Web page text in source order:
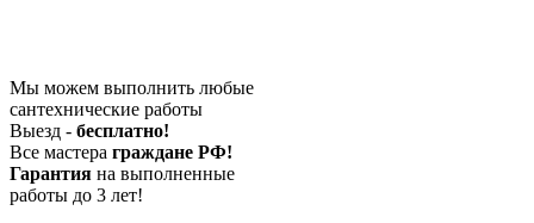
Мы можем выполнить любые
сантехнические работы
Выезд - бесплатно!
Все мастера граждане РФ!
Гарантия на выполненные
работы до 3 лет!